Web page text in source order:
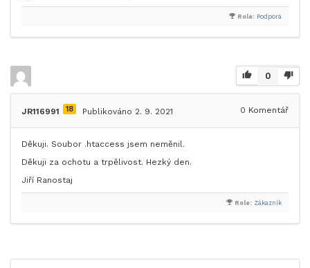
Role: Podpora
0
JR116991 18 Publikováno 2. 9. 2021 0 Komentář
Děkuji. Soubor .htaccess jsem neměnil.
Děkuji za ochotu a trpělivost. Hezký den.
Jiří Ranostaj
Role: Zákazník